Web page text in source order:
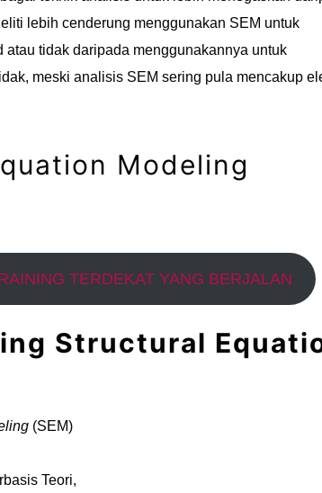
lebih cenderung menggunakan SEM untuk
tidak daripada menggunakannya untuk
meski analisis SEM sering pula mencakup
Modeling
TERDEKAT YANG BERJALAN
Structural
(SEM)
Teori,